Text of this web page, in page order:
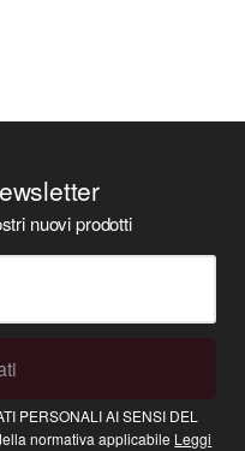
nuovi prodotti
PERSONALI AI SENSI DEL
normativa applicabile Leggi